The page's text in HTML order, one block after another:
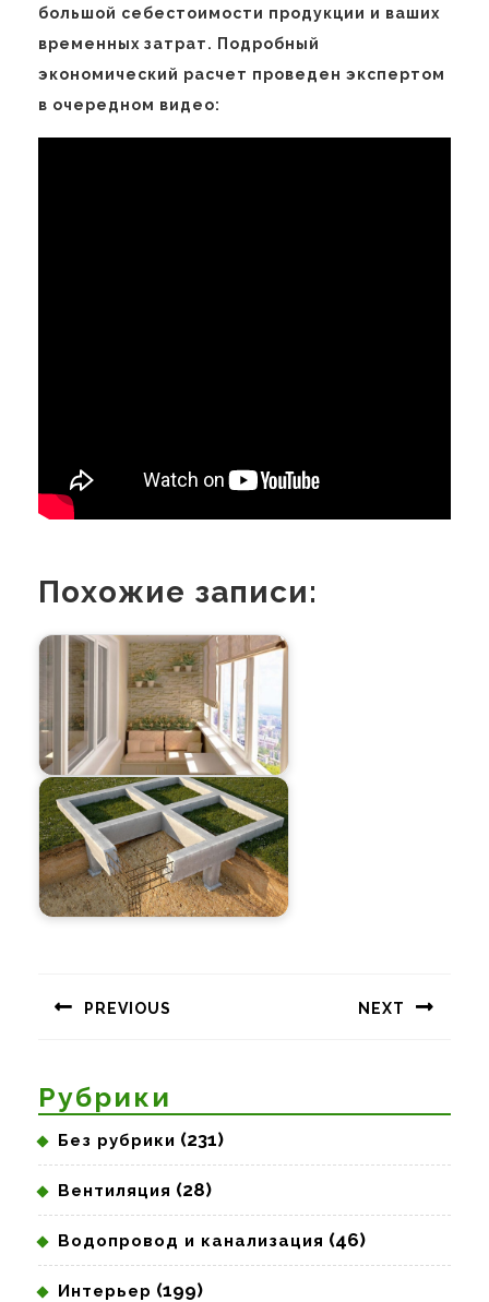
большой себестоимости продукции и ваших
временных затрат. Подробный
экономический расчет проведен экспертом
в очередном видео:
Похожие записи:
записям
PREVIOUS NEXT
Рубрики
Без рубрики (231)
Вентиляция (28)
Водопровод и канализация (46)
Интерьер (199)